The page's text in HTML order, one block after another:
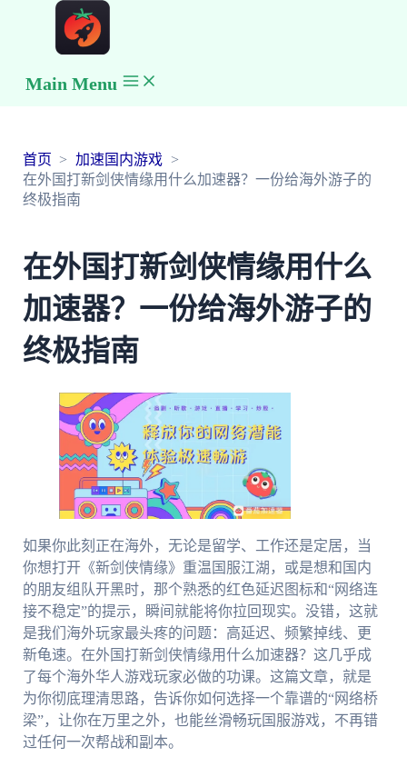
Main Menu
首页
加速国内游戏
在外国打新剑侠情缘用什么加速器？一份给海外游子的
终极指南
在外国打新剑侠情缘用什么
加速器？一份给海外游子的
终极指南
如果你此刻正在海外，无论是留学、工作还是定居，当
你想打开《新剑侠情缘》重温国服江湖，或是想和国内
的朋友组队开黑时，那个熟悉的红色延迟图标和“网络连
接不稳定”的提示，瞬间就能将你拉回现实。没错，这就
是我们海外玩家最头疼的问题：高延迟、频繁掉线、更
新龟速。在外国打新剑侠情缘用什么加速器？这几乎成
了每个海外华人游戏玩家必做的功课。这篇文章，就是
为你彻底理清思路，告诉你如何选择一个靠谱的“网络桥
梁”，让你在万里之外，也能丝滑畅玩国服游戏，不再错
过任何一次帮战和副本。